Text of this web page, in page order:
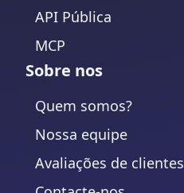
API Pública
MCP
Sobre nos
Quem somos?
Nossa equipe
Avaliações de clientes